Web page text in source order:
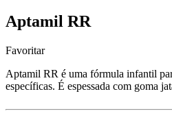
Aptamil RR
Favoritar
Aptamil RR é uma fórmula infantil
específicas. É espessada com goma